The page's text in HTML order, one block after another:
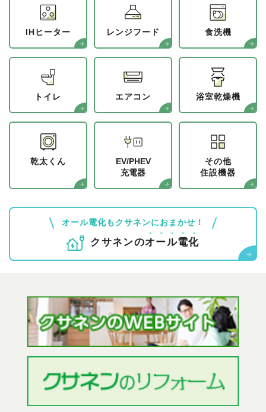
IHヒーター レンジフード 食洗機
トイレ エアコン 浴室乾燥機
乾太くん
EV/PHEV
充電器
その他
住設機器
オール電化もクサネンにおまかせ！
クサネンのオール電化